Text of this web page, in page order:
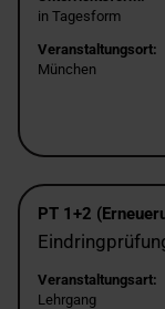
in Tagesform
Veranstaltungsort:
München
PT 1+2
Veranstaltungsart:
Lehrgang